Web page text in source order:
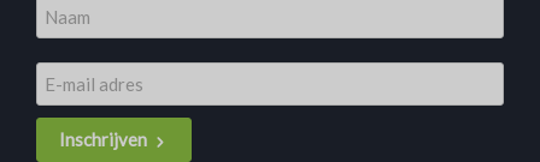
Inschrijven